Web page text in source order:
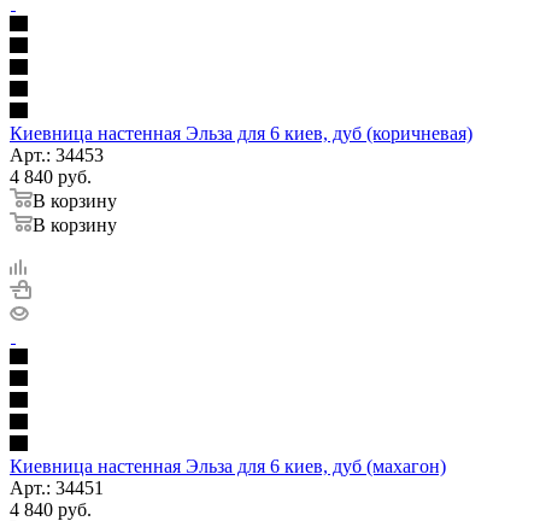
Киевница настенная Эльза для 6 киев, дуб (коричневая)
Арт.: 34453
4 840 руб.
В корзину
В корзину
Киевница настенная Эльза для 6 киев, дуб (махагон)
Арт.: 34451
4 840 руб.